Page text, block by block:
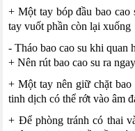
+ Một tay bóp đầu bao cao
tay vuốt phần còn lại
- Tháo bao cao su khi quan
+ Nên rút bao cao su ra
+ Một tay nên giữ chặt bao
tinh dịch có thể rớt vào âm
+ Để phòng tránh có thai